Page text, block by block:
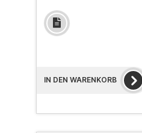
IN DEN WARENKORB